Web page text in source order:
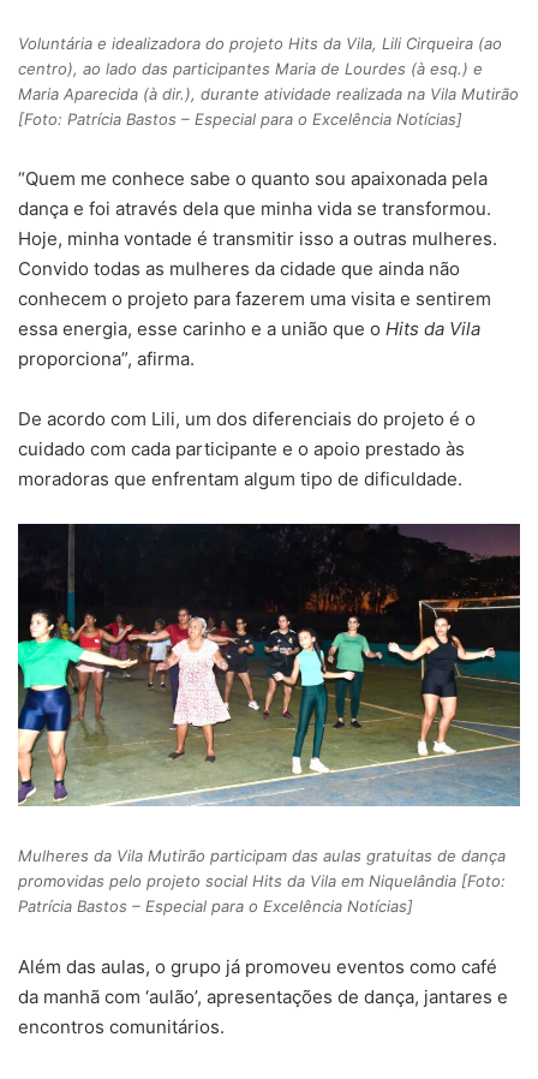
Voluntária e idealizadora do projeto Hits da Vila, Lili Cirqueira (ao
centro), ao lado das participantes Maria de Lourdes (à esq.) e
Maria Aparecida (à dir.), durante atividade realizada na Vila Mutirão
[Foto: Patrícia Bastos – Especial para o Excelência Notícias]
“Quem me conhece sabe o quanto sou apaixonada pela
dança e foi através dela que minha vida se transformou.
Hoje, minha vontade é transmitir isso a outras mulheres.
Convido todas as mulheres da cidade que ainda não
conhecem o projeto para fazerem uma visita e sentirem
essa energia, esse carinho e a união que o Hits da Vila
proporciona”, afirma.
De acordo com Lili, um dos diferenciais do projeto é o
cuidado com cada participante e o apoio prestado às
moradoras que enfrentam algum tipo de dificuldade.
Mulheres da Vila Mutirão participam das aulas gratuitas de dança
promovidas pelo projeto social Hits da Vila em Niquelândia [Foto:
Patrícia Bastos – Especial para o Excelência Notícias]
Além das aulas, o grupo já promoveu eventos como café
da manhã com ‘aulão’, apresentações de dança, jantares e
encontros comunitários.